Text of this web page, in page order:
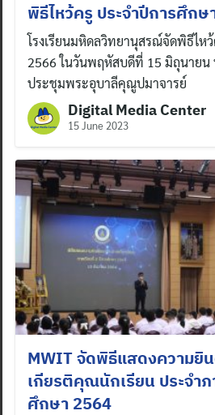
พิธีไหว้ครู ประจำปีการศึกษ
โรงเรียนมหิดลวิทยานุสรณ์จัดพิธีไห
2566 ในวันพฤหัสบดีที่ 15 มิถุนาย
ประชุมพระอุบาลีคุณูปมาจารย์
Digital Media Center
15 June 2023
MWIT จัดพิธีแสดงความยิ
เกียรติคุณนักเรียน ประจำ
ศึกษา 2564